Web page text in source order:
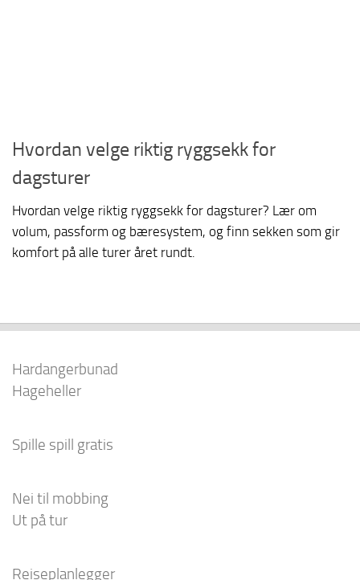
Hvordan velge riktig ryggsekk for
dagsturer
Hvordan velge riktig ryggsekk for dagsturer? Lær om
volum, passform og bæresystem, og finn sekken som gir
komfort på alle turer året rundt.
Hardangerbunad
Hageheller
Spille spill gratis
Nei til mobbing
Ut på tur
Reiseplanlegger